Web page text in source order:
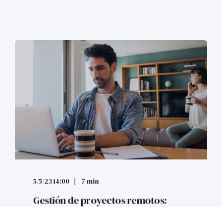
5/5/23 14:00 7 min
Gestión de proyectos remotos: